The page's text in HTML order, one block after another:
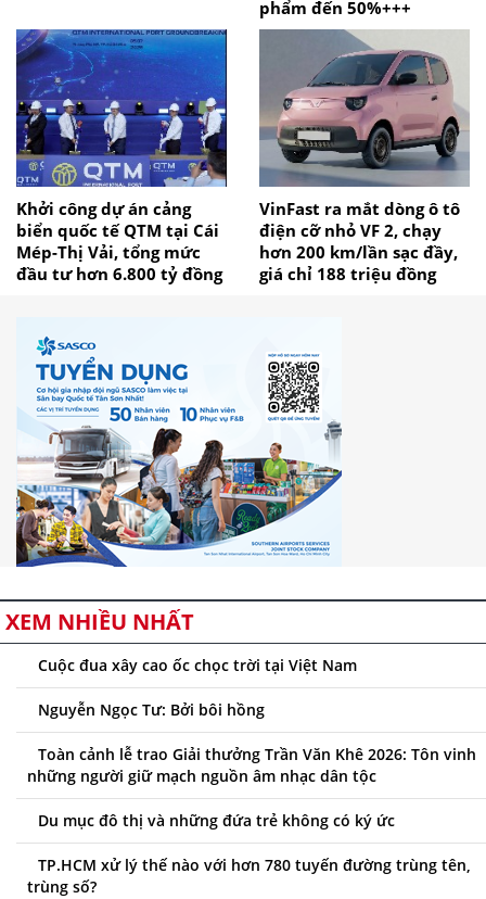
phẩm đến 50%+++
Khởi công dự án cảng
biển quốc tế QTM tại Cái
Mép-Thị Vải, tổng mức
đầu tư hơn 6.800 tỷ đồng
VinFast ra mắt dòng ô tô
điện cỡ nhỏ VF 2, chạy
hơn 200 km/lần sạc đầy,
giá chỉ 188 triệu đồng
XEM NHIỀU NHẤT
Cuộc đua xây cao ốc chọc trời tại Việt Nam
Nguyễn Ngọc Tư: Bởi bôi hồng
Toàn cảnh lễ trao Giải thưởng Trần Văn Khê 2026: Tôn vinh
những người giữ mạch nguồn âm nhạc dân tộc
Du mục đô thị và những đứa trẻ không có ký ức
TP.HCM xử lý thế nào với hơn 780 tuyến đường trùng tên,
trùng số?